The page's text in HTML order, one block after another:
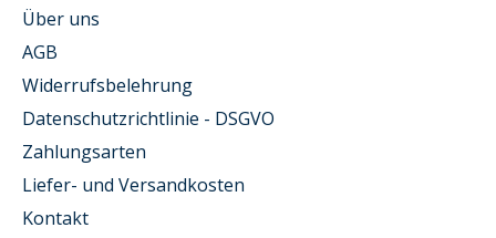
Über uns
AGB
Widerrufsbelehrung
Datenschutzrichtlinie - DSGVO
Zahlungsarten
Liefer- und Versandkosten
Kontakt